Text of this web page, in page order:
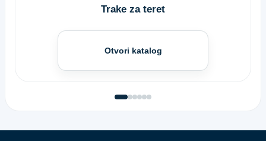
Trake za teret
Otvori katalog